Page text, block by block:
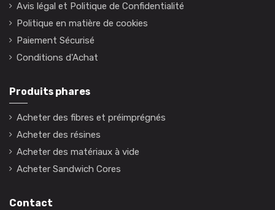
Avis légal et Politique de Confidentialité
Politique en matière de cookies
Paiement Sécurisé
Conditions d'Achat
Produits phares
Acheter des fibres et préimprégnés
Acheter des résines
Acheter des matériaux à vide
Acheter Sandwich Cores
Contact